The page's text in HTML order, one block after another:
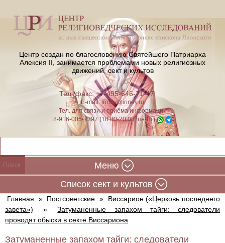
Центр создан по благословению Святейшего Патриарха
Алексия II, занимается проблемами новых религиозных
движений, сект и культов
Тел./факс: +7-495-646-71-47
E-mail:iriney@iriney.ru
Тел. для связи и приёма информации
8-916-005-7397 (10:00-20:00, пн-пт)
Меню
Cписок сект и культов
Главная » Постсоветские »
Виссарион («Церковь последнего
завета»)
»
Затуманенные запахом тайги: следователи
проводят обыски в секте Виссариона
Затуманенные запахом тайги: следователи